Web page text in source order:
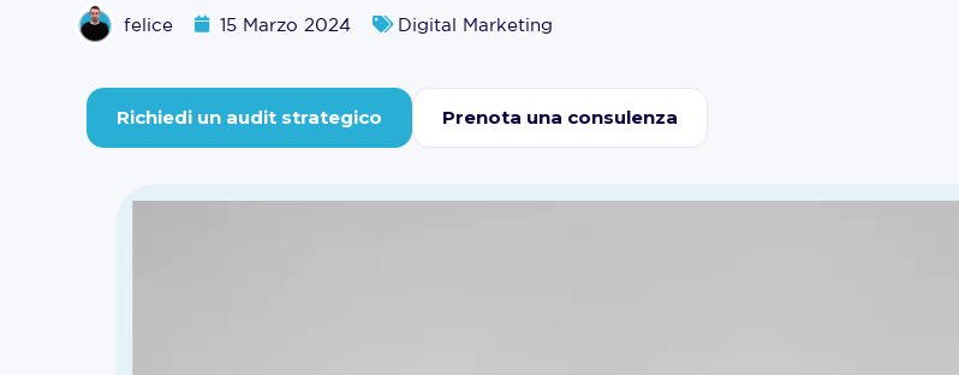
felice 15 Marzo 2024 Digital Marketing
Richiedi un audit strategico Prenota una consulenza